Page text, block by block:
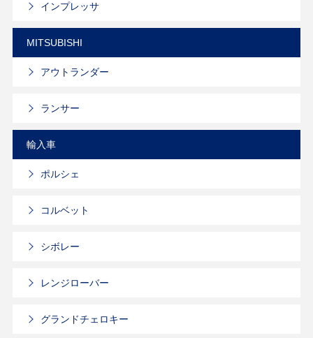
インプレッサ
MITSUBISHI
アウトランダー
ランサー
輸入車
ポルシェ
コルベット
シボレー
レンジローバー
グランドチェロキー